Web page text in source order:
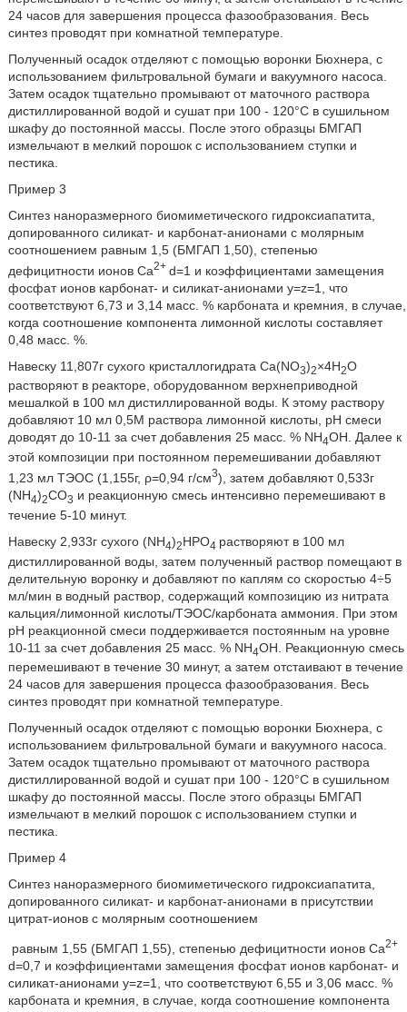
24 часов для завершения процесса фазообразования. Весь
синтез проводят при комнатной температуре.
Полученный осадок отделяют с помощью воронки Бюхнера, с
использованием фильтровальной бумаги и вакуумного насоса.
Затем осадок тщательно промывают от маточного раствора
дистиллированной водой и сушат при 100 - 120°С в сушильном
шкафу до постоянной массы. После этого образцы БМГАП
измельчают в мелкий порошок с использованием ступки и
пестика.
Пример 3
Синтез наноразмерного биомиметического гидроксиапатита,
допированного силикат- и карбонат-анионами с молярным
соотношением равным 1,5 (БМГАП 1,50), степенью
дефицитности ионов Ca2+ d=1 и коэффициентами замещения
фосфат ионов карбонат- и силикат-анионами y=z=1, что
соответствуют 6,73 и 3,14 масс. % карбоната и кремния, в случае,
когда соотношение компонента лимонной кислоты составляет
0,48 масс. %.
Навеску 11,807г сухого кристаллогидрата Са(NO3)2×4H2O
растворяют в реакторе, оборудованном верхнеприводной
мешалкой в 100 мл дистиллированной воды. К этому раствору
добавляют 10 мл 0,5М раствора лимонной кислоты, рН смеси
доводят до 10-11 за счет добавления 25 масс. % NH4OH. Далее к
этой композиции при постоянном перемешивании добавляют
1,23 мл ТЭОС (1,155г, ρ=0,94 г/см3), затем добавляют 0,533г
(NH4)2CO3 и реакционную смесь интенсивно перемешивают в
течение 5-10 минут.
Навеску 2,933г сухого (NH4)2HPO4 растворяют в 100 мл
дистиллированной воды, затем полученный раствор помещают в
делительную воронку и добавляют по каплям со скоростью 4÷5
мл/мин в водный раствор, содержащий композицию из нитрата
кальция/лимонной кислоты/ТЭОС/карбоната аммония. При этом
рН реакционной смеси поддерживается постоянным на уровне
10-11 за счет добавления 25 масс. % NH4OH. Реакционную смесь
перемешивают в течение 30 минут, а затем отстаивают в течение
24 часов для завершения процесса фазообразования. Весь
синтез проводят при комнатной температуре.
Полученный осадок отделяют с помощью воронки Бюхнера, с
использованием фильтровальной бумаги и вакуумного насоса.
Затем осадок тщательно промывают от маточного раствора
дистиллированной водой и сушат при 100 - 120°С в сушильном
шкафу до постоянной массы. После этого образцы БМГАП
измельчают в мелкий порошок с использованием ступки и
пестика.
Пример 4
Синтез наноразмерного биомиметического гидроксиапатита,
допированного силикат- и карбонат-анионами в присутствии
цитрат-ионов с молярным соотношением
равным 1,55 (БМГАП 1,55), степенью дефицитности ионов Ca2+
d=0,7 и коэффициентами замещения фосфат ионов карбонат- и
силикат-анионами y=z=1, что соответствуют 6,55 и 3,06 масс. %
карбоната и кремния, в случае, когда соотношение компонента